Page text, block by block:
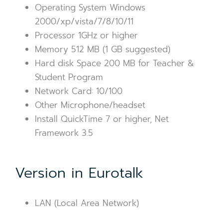
Operating System Windows
2000/xp/vista/7/8/10/11
Processor 1GHz or higher
Memory 512 MB (1 GB suggested)
Hard disk Space 200 MB for Teacher &
Student Program
Network Card: 10/100
Other Microphone/headset
Install QuickTime 7 or higher, Net
Framework 3.5
Version in Eurotalk
LAN (Local Area Network)